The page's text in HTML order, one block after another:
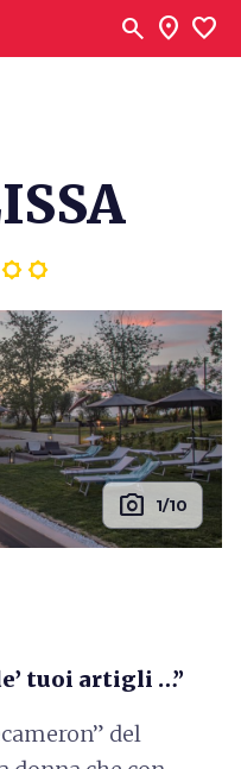
search location_on favorite
photo_camera 1/10
tuoi artigli …”
del